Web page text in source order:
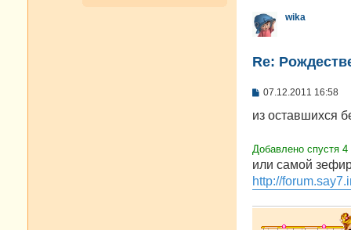
wika
Re:
С
о
е
и
е
07.12.2011 16:58
из оставшихся
Добавлено спустя
или самой
http://